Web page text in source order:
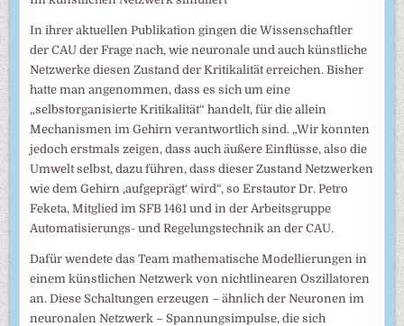
In ihrer aktuellen Publikation gingen die Wissenschaftler
der CAU der Frage nach, wie neuronale und auch künstliche
Netzwerke diesen Zustand der Kritikalität erreichen. Bisher
hatte man angenommen, dass es sich um eine
„selbstorganisierte Kritikalität“ handelt, für die allein
Mechanismen im Gehirn verantwortlich sind. „Wir konnten
jedoch erstmals zeigen, dass auch äußere Einflüsse, also die
Umwelt selbst, dazu führen, dass dieser Zustand Netzwerken
wie dem Gehirn ‚aufgeprägt‘ wird“, so Erstautor Dr. Petro
Feketa, Mitglied im SFB 1461 und in der Arbeitsgruppe
Automatisierungs- und Regelungstechnik an der CAU.
Dafür wendete das Team mathematische Modellierungen in
einem künstlichen Netzwerk von nichtlinearen Oszillatoren
an. Diese Schaltungen erzeugen – ähnlich der Neuronen im
neuronalen Netzwerk – Spannungsimpulse, die sich